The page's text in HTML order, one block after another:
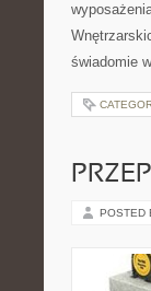
świadomie
POSTED